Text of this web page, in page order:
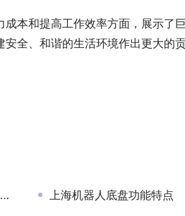
本和提高工作效率方面，展示了
全、和谐的生活环境作出更大的贡
上海机器人底盘功能特点